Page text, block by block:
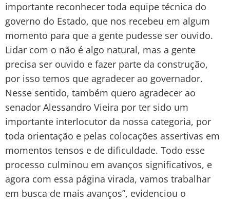
importante reconhecer toda equipe técnica do
governo do Estado, que nos recebeu em algum
momento para que a gente pudesse ser ouvido.
Lidar com o não é algo natural, mas a gente
precisa ser ouvido e fazer parte da construção,
por isso temos que agradecer ao governador.
Nesse sentido, também quero agradecer ao
senador Alessandro Vieira por ter sido um
importante interlocutor da nossa categoria, por
toda orientação e pelas colocações assertivas em
momentos tensos e de dificuldade. Todo esse
processo culminou em avanços significativos, e
agora com essa página virada, vamos trabalhar
em busca de mais avanços”, evidenciou o